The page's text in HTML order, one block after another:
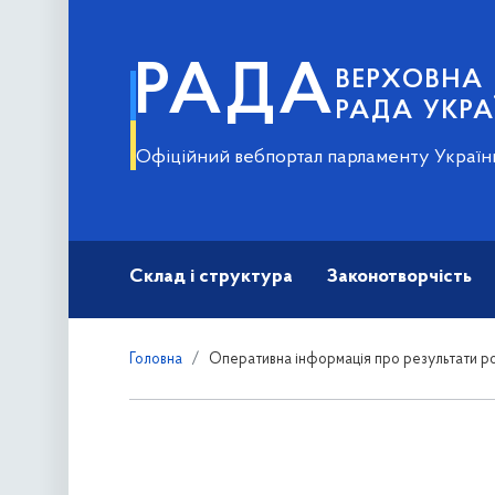
РАДА ВЕРХОВНА
РАДА
Офіційний вебпортал парламенту
Склад і структура Законотворчість
Головна Оперативна інформація про результати